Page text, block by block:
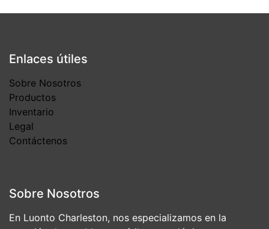
Enlaces útiles
Sobre Nosotros
Productos
Inventario
Legal
Contáctenos
Sobre Nosotros
En Luonto Charleston, nos especializamos en la